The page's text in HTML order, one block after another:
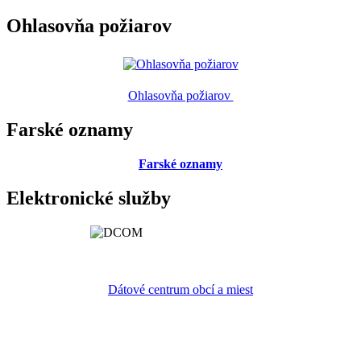
Ohlasovňa požiarov
Ohlasovňa požiarov
Farské oznamy
Farské oznamy
Elektronické služby
Dátové centrum obcí a miest